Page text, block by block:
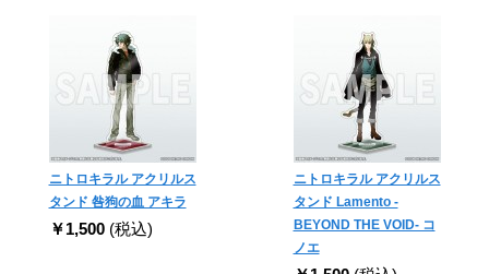
ニトロキラル アクリルス
タンド 咎狗の血 アキラ
￥1,500 (税込)
ニトロキラル アクリルス
タンド Lamento -
BEYOND THE VOID- コ
ノエ